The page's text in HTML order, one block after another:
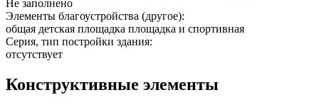
Не заполнено
Элементы благоустройства (другое):
общая детская площадка площадка и спортивная
Серия, тип постройки здания:
отсутствует
Конструктивные элементы